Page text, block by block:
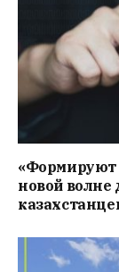
«Формируют
новой